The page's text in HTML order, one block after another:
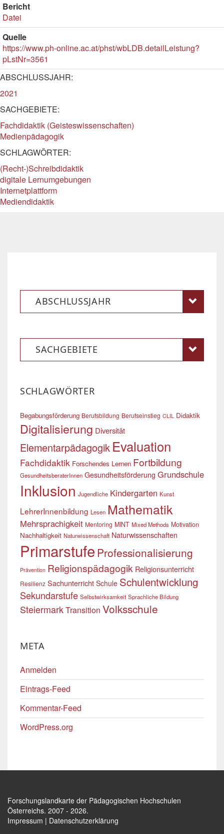
Bericht
Datei
Quelle
https://www.ph-online.ac.at/phst/wbLDB.detailLeistung?
pLstNr=3561
ABSCHLUSSJAHR:
2021
SACHGEBIETE:
Fachdidaktik (Geisteswissenschaften)
Medienpädagogik
SCHLAGWÖRTER:
(Recht-)Schreibdidaktik
digitale Lernumgebungen
Internetplattform
Mediendidaktik
ABSCHLUSSJAHR
SACHGEBIETE
SCHLAGWÖRTER
Begabungsförderung Berufsbildung Berufseinstieg CLIL Didaktik
Digitalisierung Diversität
Elementarpädagogik Evaluation
Fachdidaktik Forschendes Lernen Fortbildung
GesundheitsberaterInnen Gesundheitsförderung Grundschule
Inklusion Jugendliche Kindergarten Kunst
LehrerInnenbildung Lesen Mathematik
Mehrsprachigkeit Mentoring MINT Mixed Methods Motivation
Nachhaltigkeit Naturwissenschaft Naturwissenschaften
Primarstufe Professionalisierung
Prävention Religionspädagogik Religionsunterricht
Resilienz Sachunterricht Schule Schulentwicklung
Sekundarstufe Selbstwirksamkeit Sprachliche Bildung
SteiermarkTransition Volksschule
META
Anmelden
Eintrags-Feed
Kommentar-Feed
WordPress.org
Forschungslandkarte der Pädagogischen Hochschulen
Österreichs. 2007 - 2026.
Impressum | Datenschutzerklärung